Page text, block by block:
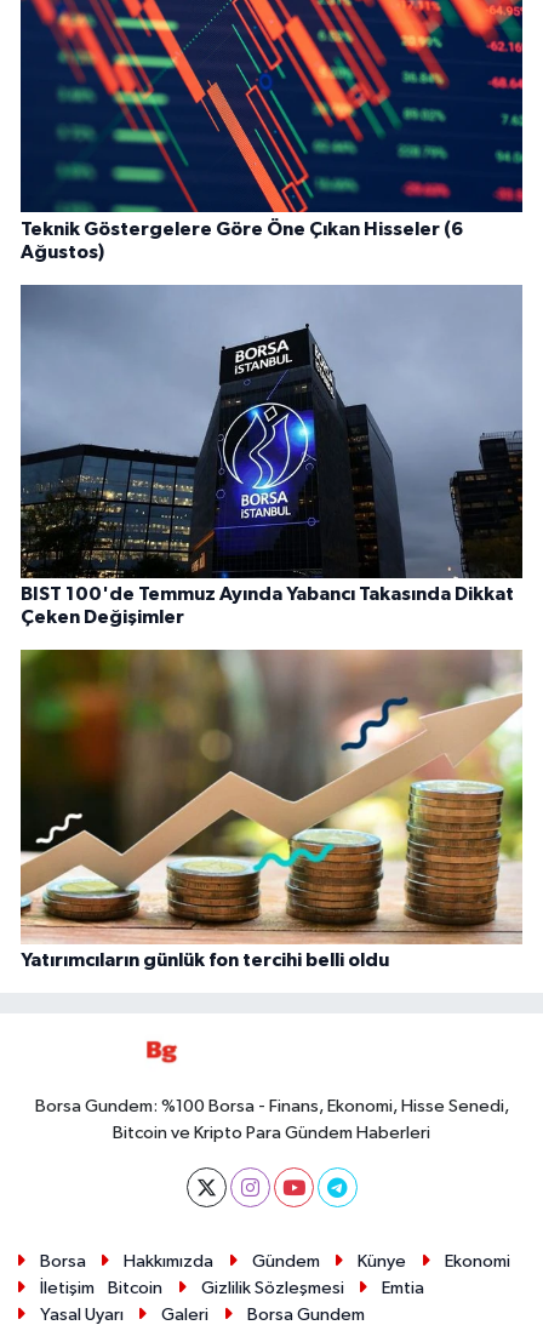
Teknik Göstergelere Göre Öne Çıkan Hisseler (6
Ağustos)
BIST 100'de Temmuz Ayında Yabancı Takasında Dikkat
Çeken Değişimler
Yatırımcıların günlük fon tercihi belli oldu
Borsa Gundem: %100 Borsa - Finans, Ekonomi, Hisse Senedi,
Bitcoin ve Kripto Para Gündem Haberleri
Borsa Hakkımızda Gündem Künye
Ekonomi
İletişim
Bitcoin Gizlilik Sözleşmesi
Emtia
Yasal Uyarı
Galeri Borsa Gundem